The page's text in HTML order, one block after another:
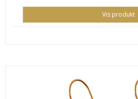
Vis produkt